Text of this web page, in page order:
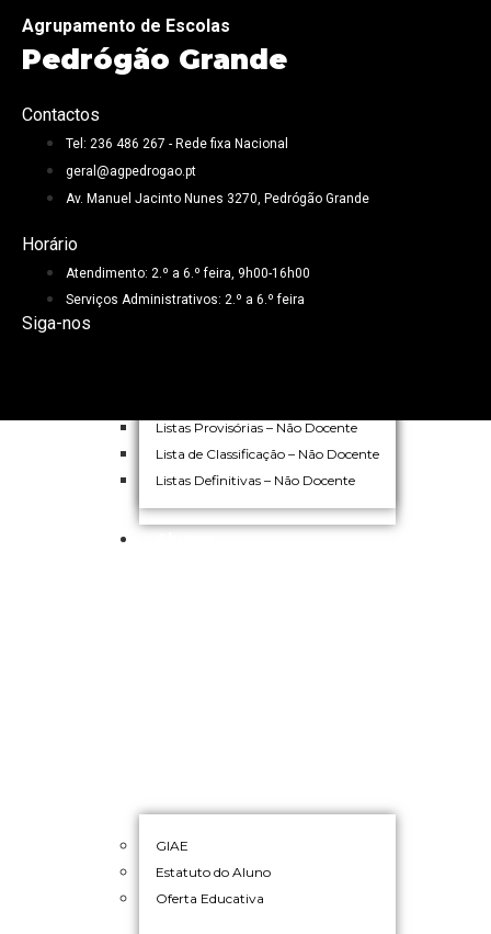
Docentes
Listas Provisórias – Não Docente
Lista de Classificação – Não Docente
Listas Definitivas – Não Docente
GIAE
Estatuto do Aluno
Oferta Educativa
Agrupamento de Escolas
Pedrógão Grande
Contactos
Tel: 236 486 267 - Rede fixa Nacional
geral@agpedrogao.pt
Av. Manuel Jacinto Nunes 3270, Pedrógão Grande
Horário
Atendimento: 2.º a 6.º feira, 9h00-16h00
Serviços Administrativos: 2.º a 6.º feira
Siga-nos